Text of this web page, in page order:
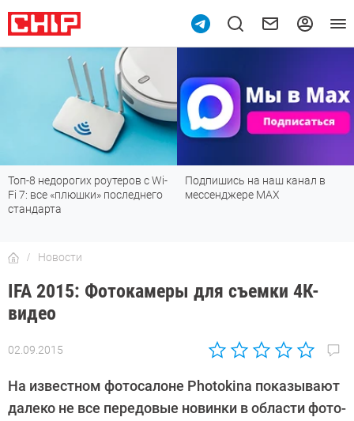
Топ-8 недорогих роутеров с Wi-
Fi 7: все «плюшки» последнего
стандарта
Подпишись на наш канал в
мессенджере МАХ
Новости
IFA 2015: Фотокамеры для съемки 4К-
видео
02.09.2015
Автор:
Suslov
На известном фотосалоне Photokina показывают
далеко не все передовые новинки в области фото-